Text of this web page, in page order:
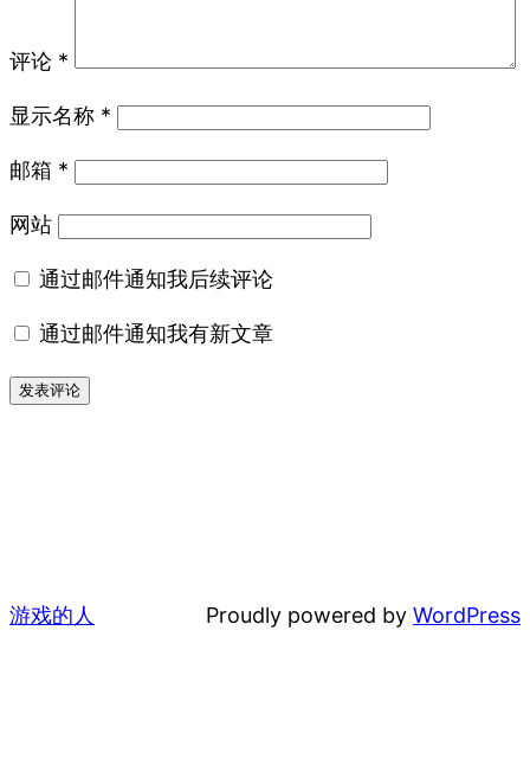
评论 *
显示名称 *
邮箱 *
网站
通过邮件通知我后续评论
通过邮件通知我有新文章
游戏的人 Proudly powered by WordPress